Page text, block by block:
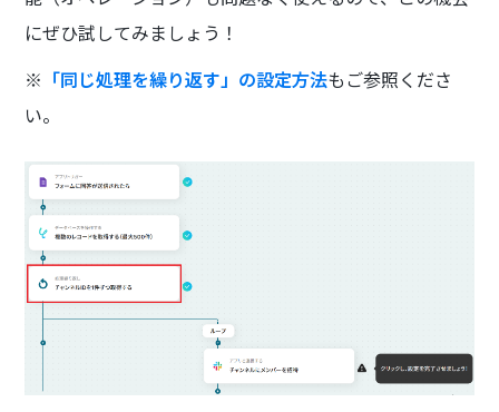
にぜひ試してみましょう！
※ 「同じ処理を繰り返す」の設定方法もご参照くださ
い。